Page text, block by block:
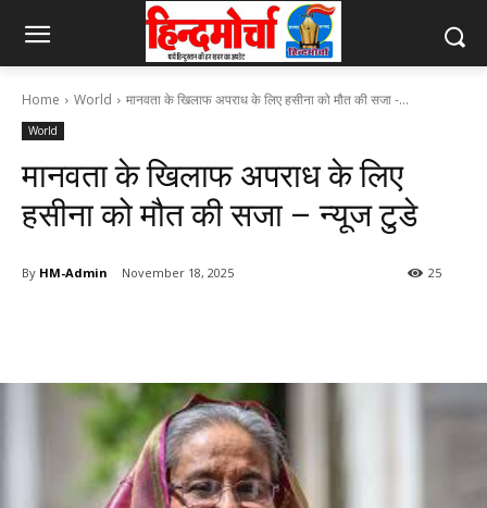
Home World मानवता के खिलाफ अपराध के लिए हसीना को मौत की सजा -...
World
मानवता के खिलाफ अपराध के लिए
हसीना को मौत की सजा – न्यूज टुडे
By HM-Admin November 18, 2025 25